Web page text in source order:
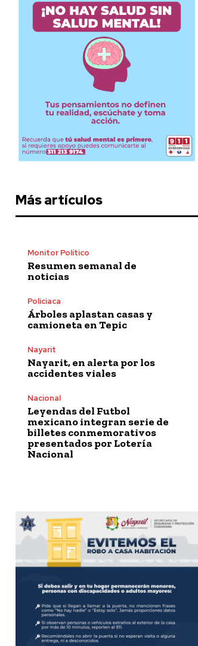
Más artículos
Monitor Político
Resumen semanal de
noticias
Policiaca
Árboles aplastan casas y
camioneta en Tepic
Nayarit
Nayarit, en alerta por los
accidentes viales
Nacional
Leyendas del Futbol
mexicano integran serie de
billetes conmemorativos
presentados por Lotería
Nacional